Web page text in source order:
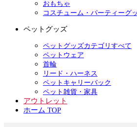
おもちゃ
コスチューム・パーティーグ
ペットグッズ
ペットグッズカテゴリすべて
ペットウェア
首輪
リード・ハーネス
ペットキャリーバック
ペット雑貨・家具
アウトレット
ホーム TOP